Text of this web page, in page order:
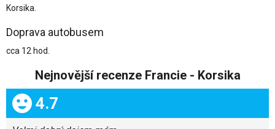
Korsika.
Doprava autobusem
cca 12 hod.
Nejnovější recenze Francie - Korsika
Celkem:
4.7